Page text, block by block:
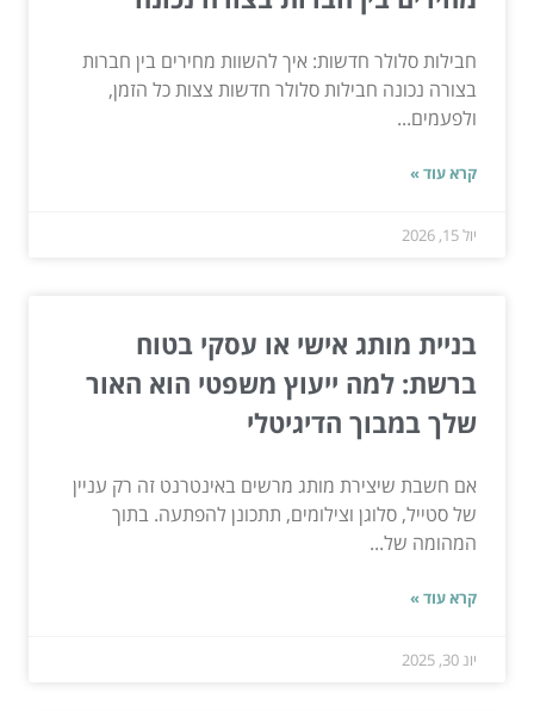
חבילות סלולר חדשות: איך להשוות מחירים בין חברות
בצורה נכונה חבילות סלולר חדשות צצות כל הזמן,
ולפעמים...
קרא עוד »
יול 15, 2026
בניית מותג אישי או עסקי בטוח
ברשת: למה ייעוץ משפטי הוא האור
שלך במבוך הדיגיטלי
אם חשבת שיצירת מותג מרשים באינטרנט זה רק עניין
של סטייל, סלוגן וצילומים, תתכונן להפתעה. בתוך
המהומה של...
קרא עוד »
יונ 30, 2025